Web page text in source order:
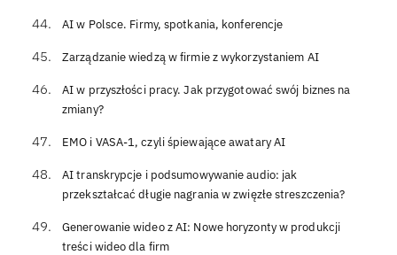
AI w Polsce. Firmy, spotkania, konferencje
Zarządzanie wiedzą w firmie z wykorzystaniem AI
AI w przyszłości pracy. Jak przygotować swój biznes na
zmiany?
EMO i VASA-1, czyli śpiewające awatary AI
AI transkrypcje i podsumowywanie audio: jak
przekształcać długie nagrania w zwięzłe streszczenia?
Generowanie wideo z AI: Nowe horyzonty w produkcji
treści wideo dla firm